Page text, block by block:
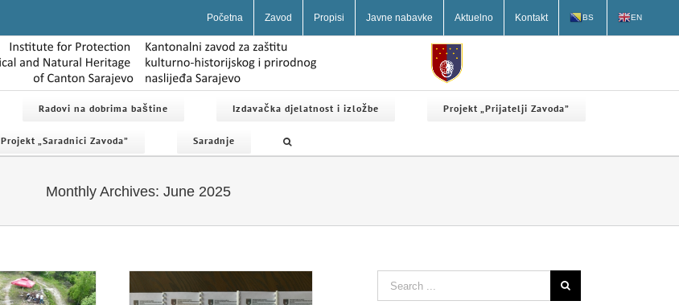
Početna Zavod Propisi Javne nabavke Aktuelno Kontakt BS EN
Radovi na dobrima baštine Izdavačka djelatnost i izložbe Projekt „Prijatelji Zavoda”
Projekt „Saradnici Zavoda” Saradnje
Monthly Archives: June 2025